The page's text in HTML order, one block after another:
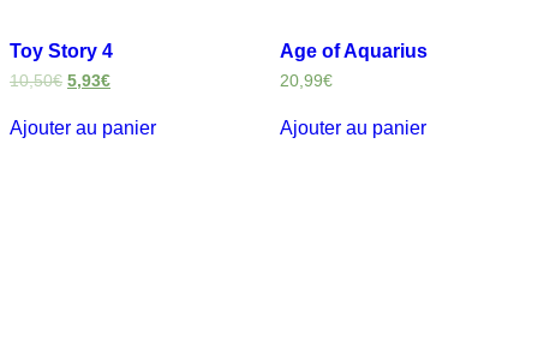
Toy Story 4
10,50€ 5,93€
Ajouter au panier
Age of Aquarius
20,99€
Ajouter au panier